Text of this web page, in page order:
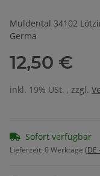
Muldental 34102
Germa
12,50 €
inkl. 19% USt. , zzgl.
Sofort verfügbar
Lieferzeit: 0 Werktage (DE